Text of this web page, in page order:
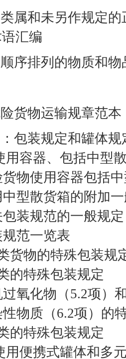
属和未另作规定
汇编
序排列的物质和物
货物运输规章范本
包装规定和罐体规
容器、包括中型
物使用容器包括
型散货箱的附加
装规范的一般规定
范一览表
货物的特殊包装规
的特殊包装规定
氧化物（5.2项）
物质（6.2项）的
的特殊包装规定
便携式罐体和多